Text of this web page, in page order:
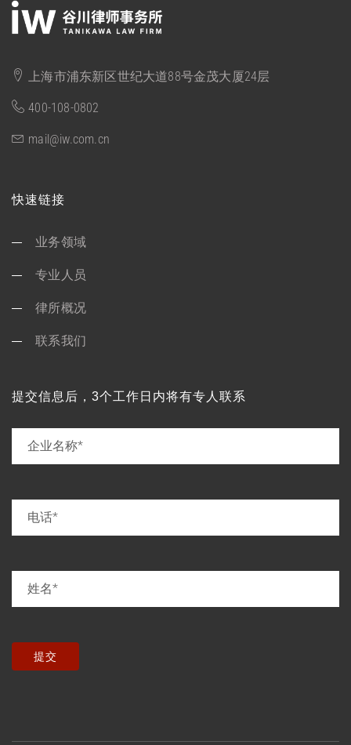
上海市浦东新区世纪大道88号金茂大厦24层
400-108-0802
mail@iw.com.cn
快速链接
业务领域
专业人员
律所概况
联系我们
提交信息后，3个工作日内将有专人联系
提交